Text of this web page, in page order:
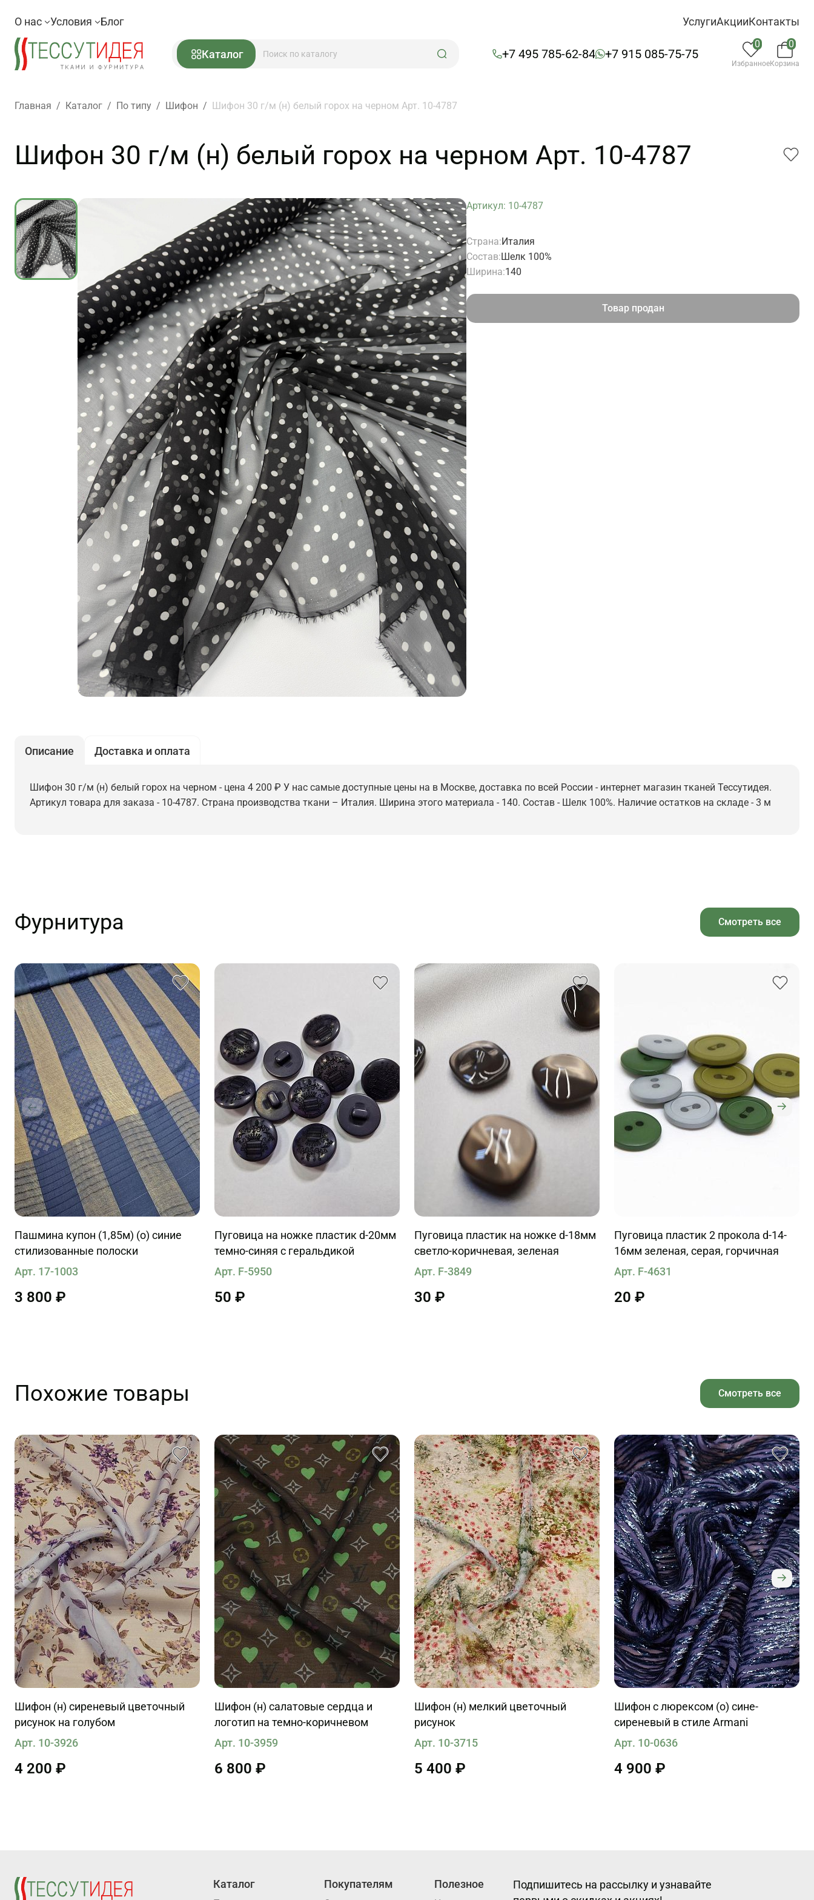
О нас Условия Блог УслугиАкцииКонтакты
Каталог +7 495 785-62-84 +7 915 085-75-75
0
Избранное
0
Корзина
Главная / Каталог / По типу / Шифон / Шифон 30 г/м (н) белый горох на черном Арт. 10-4787
Шифон 30 г/м (н) белый горох на черном Арт. 10-4787
Артикул: 10-4787
Страна:Италия
Состав:Шелк 100%
Ширина:140
Товар продан
Описание Доставка и оплата
Шифон 30 г/м (н) белый горох на черном - цена 4 200 ₽ У нас самые доступные цены на в Москве, доставка по всей России - интернет магазин тканей Тессутидея.
Артикул товара для заказа - 10-4787. Страна производства ткани – Италия. Ширина этого материала - 140. Состав - Шелк 100%. Наличие остатков на складе - 3 м
Фурнитура Смотреть все
Пашмина купон (1,85м) (о) синие
стилизованные полоски
Арт. 17-1003
3 800 ₽
Пуговица на ножке пластик d-20мм
темно-синяя с геральдикой
Арт. F-5950
50 ₽
Пуговица пластик на ножке d-18мм
светло-коричневая, зеленая
Арт. F-3849
30 ₽
Пуговица пластик 2 прокола d-14-
16мм зеленая, серая, горчичная
Арт. F-4631
20 ₽
Похожие товары Смотреть все
Шифон (н) сиреневый цветочный
рисунок на голубом
Арт. 10-3926
4 200 ₽
Шифон (н) салатовые сердца и
логотип на темно-коричневом
Арт. 10-3959
6 800 ₽
Шифон (н) мелкий цветочный
рисунок
Арт. 10-3715
5 400 ₽
Шифон с люрексом (о) сине-
сиреневый в стиле Armani
Арт. 10-0636
4 900 ₽
Каталог Покупателям Полезное
Подпишитесь на рассылку и узнавайте